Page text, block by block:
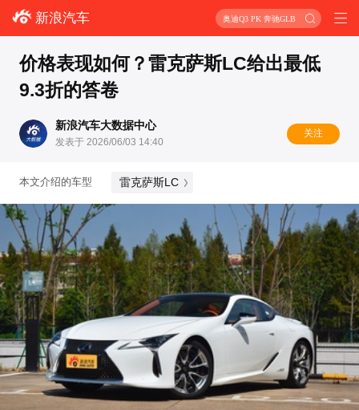
新浪汽车 奥迪Q3 PK 奔驰GLB
价格表现如何？雷克萨斯LC给出最低
9.3折的答卷
新浪汽车大数据中心
发表于 2026/06/03 14:40
关注
本文介绍的车型 雷克萨斯LC